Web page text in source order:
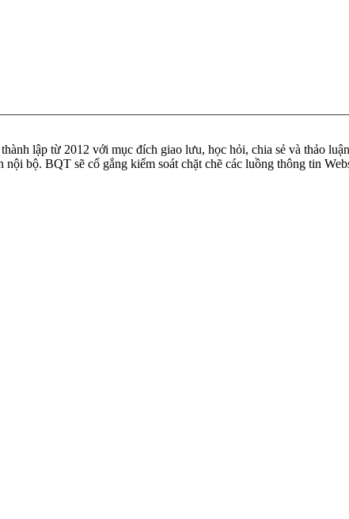
lập từ 2012 với mục đích giao lưu, học hỏi, chia sẻ và thảo
bộ. BQT sẽ cố gắng kiểm soát chặt chẽ các luồng thông tin